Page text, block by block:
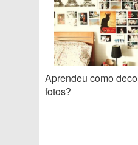
Aprendeu como
fotos?